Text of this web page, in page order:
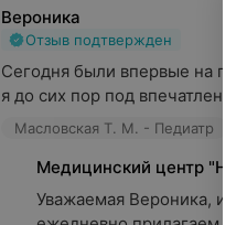
Вероника
Отзыв подтвержден
Сегодня были впервые на
я до сих пор под
Масловская Т. М. - Педиатр
Медицинский центр
Уважаемая Вероника,